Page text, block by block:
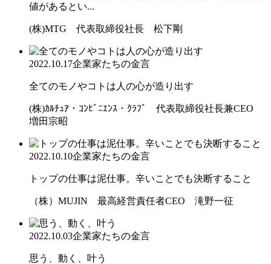
値があるとい...
(株)MTG 代表取締役社長 松下剛
2022.10.17企業家たちの金言
全てのモノやコトは人の心が造り出す
(株)ｶﾙﾁｭｱ・ｺﾝﾋﾞﾆｴﾝｽ・ｸﾗﾌﾞ 代表取締役社長兼CEO
増田宗昭
2022.10.10企業家たちの金言
トップの仕事は泥仕事。辛いことでも決断すること
（株）MUJIN 最高経営責任者CEO 滝野一征
2022.10.03企業家たちの金言
思う、動く、叶う